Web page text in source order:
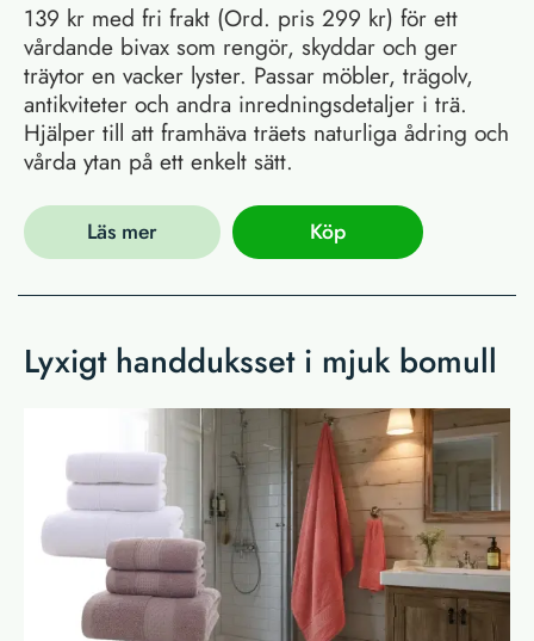
139 kr med fri frakt (Ord. pris 299 kr) för ett
vårdande bivax som rengör, skyddar och ger
träytor en vacker lyster. Passar möbler, trägolv,
antikviteter och andra inredningsdetaljer i trä.
Hjälper till att framhäva träets naturliga ådring och
vårda ytan på ett enkelt sätt.
Läs mer Köp
Lyxigt handduksset i mjuk bomull